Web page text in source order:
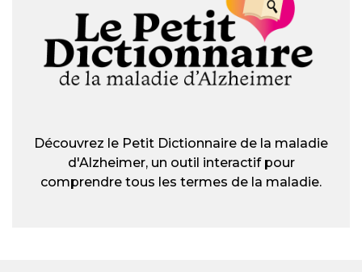
Découvrez le Petit Dictionnaire de la maladie
d'Alzheimer, un outil interactif pour
comprendre tous les termes de la maladie.